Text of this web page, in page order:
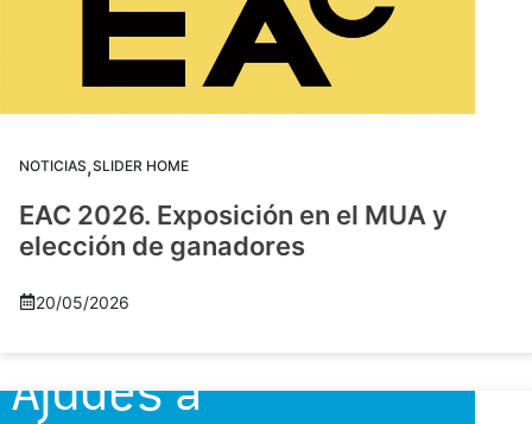
NOTICIAS,SLIDER HOME
EAC 2026. Exposición en el MUA y
elección de ganadores
20/05/2026